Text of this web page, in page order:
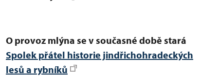
O provoz mlýna se v současné době stará
Spolek přátel historie jindřichohradeckých
lesů a rybníků